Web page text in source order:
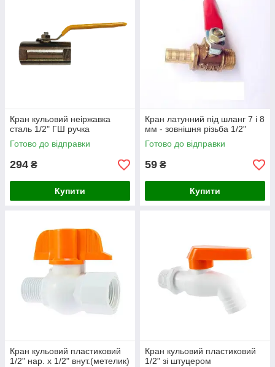
Кран кульовий неіржавка
сталь 1/2" ГШ ручка
Готово до відправки
294 ₴
Купити
Кран латунний під шланг 7 і 8
мм - зовнішня різьба 1/2"
Готово до відправки
59 ₴
Купити
Кран кульовий пластиковий
1/2" нар. х 1/2" внут.(метелик)
Кран кульовий пластиковий
1/2" зі штуцером